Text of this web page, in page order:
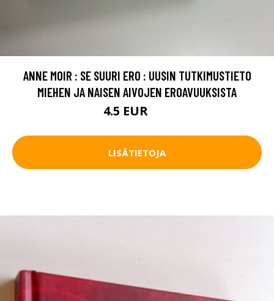
ANNE MOIR : SE SUURI ERO : UUSIN TUTKIMUSTIETO
MIEHEN JA NAISEN AIVOJEN EROAVUUKSISTA
4.5 EUR
LISÄTIETOJA